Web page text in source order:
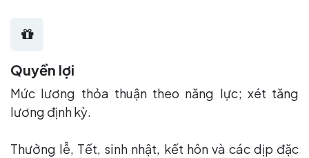
Quyền lợi
Mức lương thỏa thuận theo năng lực; xét tăng
lương định kỳ.
Thưởng lễ, Tết, sinh nhật, kết hôn và các dịp đặc